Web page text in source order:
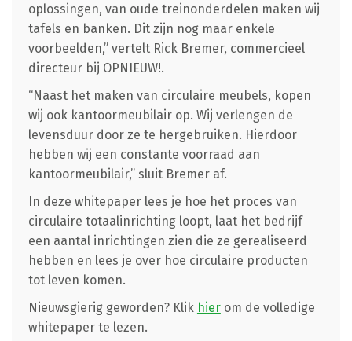
oplossingen, van oude treinonderdelen maken wij
tafels en banken. Dit zijn nog maar enkele
voorbeelden,” vertelt Rick Bremer, commercieel
directeur bij OPNIEUW!.
“Naast het maken van circulaire meubels, kopen
wij ook kantoormeubilair op. Wij verlengen de
levensduur door ze te hergebruiken. Hierdoor
hebben wij een constante voorraad aan
kantoormeubilair,” sluit Bremer af.
In deze whitepaper lees je hoe het proces van
circulaire totaalinrichting loopt, laat het bedrijf
een aantal inrichtingen zien die ze gerealiseerd
hebben en lees je over hoe circulaire producten
tot leven komen.
Nieuwsgierig geworden? Klik hierom de volledige
whitepaper te lezen.